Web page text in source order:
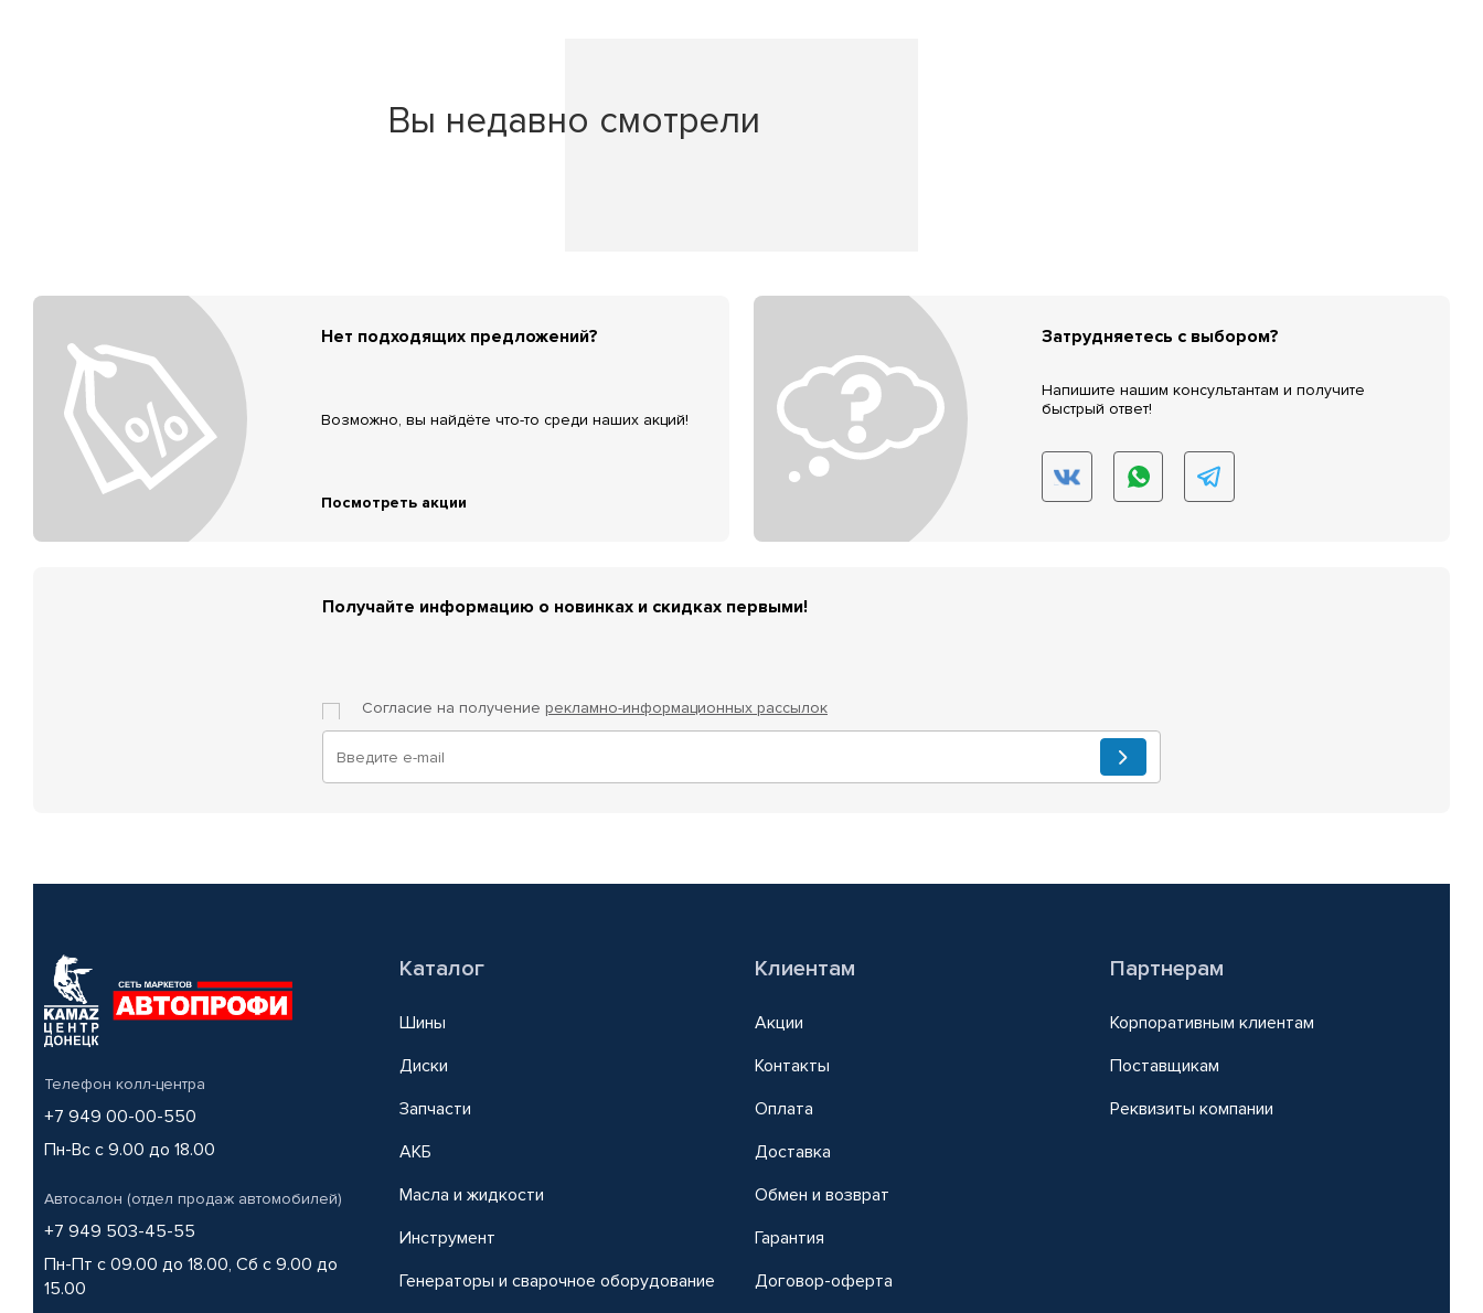
Вы недавно смотрели
Нет подходящих предложений?
Возможно, вы найдёте что-то среди наших акций!
Посмотреть акции
Затрудняетесь с выбором?
Напишите нашим консультантам и получите
быстрый ответ!
Получайте информацию о новинках и скидках первыми!
Согласие на получение рекламно-информационных рассылок
Телефон колл-центра
+7 949 00-00-550
Пн-Вс с 9.00 до 18.00
Автосалон (отдел продаж автомобилей)
+7 949 503-45-55
Пн-Пт с 09.00 до 18.00, Сб с 9.00 до
15.00
Каталог
Шины
Диски
Запчасти
АКБ
Масла и жидкости
Инструмент
Генераторы и сварочное оборудование
Клиентам
Акции
Контакты
Оплата
Доставка
Обмен и возврат
Гарантия
Договор-оферта
Партнерам
Корпоративным клиентам
Поставщикам
Реквизиты компании